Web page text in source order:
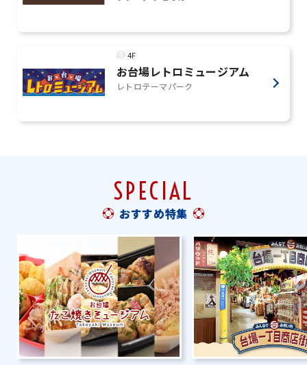
4F
お台場レトロミュージアム
レトロテーマパーク
SPECIAL
おすすめ特集